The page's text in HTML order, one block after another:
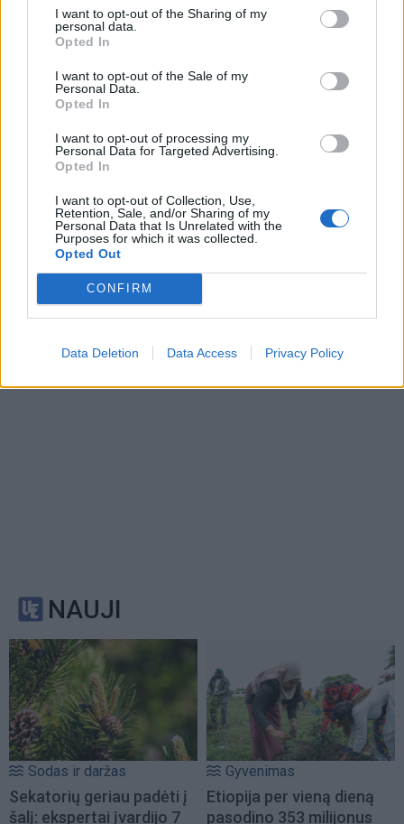
I want to opt-out of the Sharing of my
personal data.
Opted In
I want to opt-out of the Sale of my
Personal Data.
Opted In
I want to opt-out of processing my
Personal Data for Targeted Advertising.
Opted In
I want to opt-out of Collection, Use,
Retention, Sale, and/or Sharing of my
Personal Data that Is Unrelated with the
Purposes for which it was collected.
Opted Out
CONFIRM
Data Deletion Data Access Privacy Policy
Niekšui panižo rankos:
sumušė sugyventinę, o
vėliau ir jos nepilnametę
(2)
Traukia it bites prie
medaus: kurorte vėl
automatus
Kriminalai
Paramediko nužudymo
byloje į laisvę paleistas
vienas įtariamųjų(3)
Kriminalai
vos be namų neliko
NAUJI
Sodas ir daržas
Sekatorių geriau padėti į
šalį: ekspertai įvardijo 7
Gyvenimas
Etiopija per vieną dieną
pasodino 353 milijonus